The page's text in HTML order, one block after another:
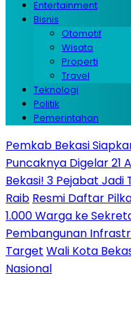
Entertainment
Bisnis
Otomotif
Wisata
Properti
Travel
Teknologi
Politik
Pemerintahan
Pemkab Bekasi
Puncaknya Digelar 21
Bekasi! 3 Pejabat Jadi
Raib Resmi Daftar
1.000 Warga ke
Pembangunan
Target Wali Kota
Nasional